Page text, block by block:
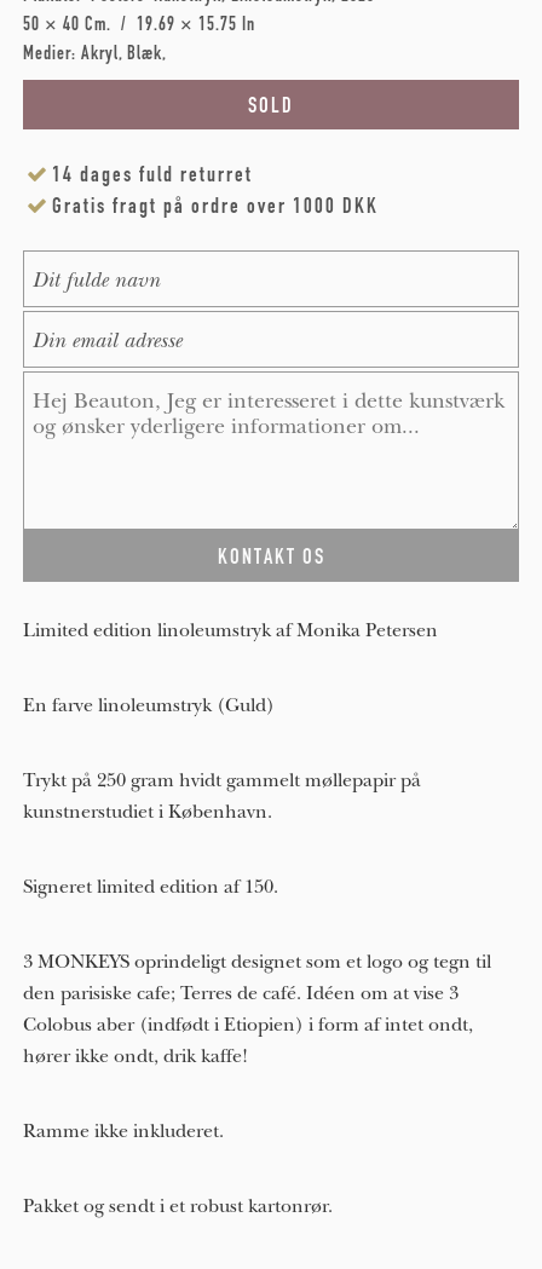
50 × 40 Cm
19.69 × 15.75 In
Medier: Akryl Blæk
14 dages fuld returret
Gratis fragt på ordre over 1000 DKK
Limited edition linoleumstryk af Monika Petersen
En farve linoleumstryk (Guld)
Trykt på 250 gram hvidt gammelt møllepapir på
kunstnerstudiet i København.
Signeret limited edition af 150.
3 MONKEYS oprindeligt designet som et logo og tegn til
den parisiske cafe; Terres de café. Idéen om at vise 3
Colobus aber (indfødt i Etiopien) i form af intet ondt,
hører ikke ondt, drik kaffe!
Ramme ikke inkluderet.
Pakket og sendt i et robust kartonrør.